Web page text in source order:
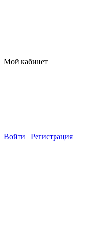
Мой кабинет
Войти | Регистрация